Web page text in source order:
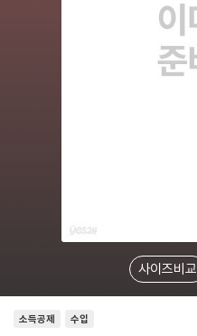
사이즈비교
소득공제 수입